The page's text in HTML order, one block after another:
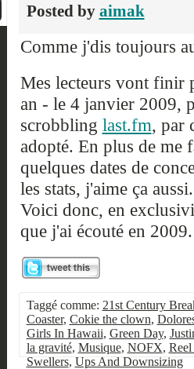
Posted by aimak
Comme j'dis toujours
Mes lecteurs vont finir
an - le 4 janvier 2009,
scrobbling last.fm, par
adopté. En plus de me
quelques dates de
les stats, j'aime ça aussi.
Voici donc, en
que j'ai écouté en 2009.
Taggé comme: 21st Century
Coaster, Cokie the clown,
Girls In Hawaii, Green Day,
la gravité, Musique, NOFX,
Swellers, Ups And Downsizing